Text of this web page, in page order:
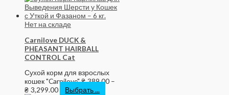
Нет на складе
Carnilove DUCK &
PHEASANT HAIRBALL
CONTROL Cat
Сухой корм для взрослых
кошек "Carnilove"₴ 389.00 –
₴ 3,299.00 Выбрать ...